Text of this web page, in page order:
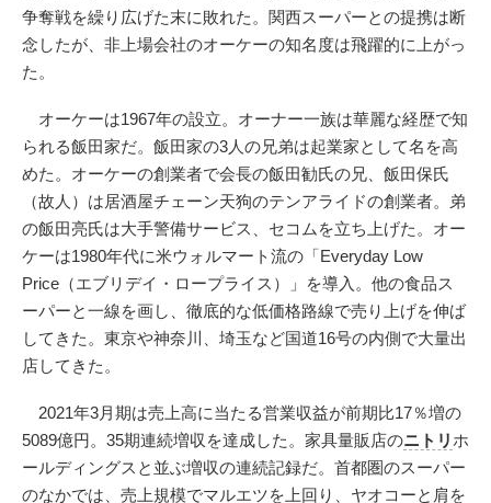
争奪戦を繰り広げた末に敗れた。関西スーパーとの提携は断
念したが、非上場会社のオーケーの知名度は飛躍的に上がっ
た。
オーケーは1967年の設立。オーナー一族は華麗な経歴で知
られる飯田家だ。飯田家の3人の兄弟は起業家として名を高
めた。オーケーの創業者で会長の飯田勧氏の兄、飯田保氏
（故人）は居酒屋チェーン天狗のテンアライドの創業者。弟
の飯田亮氏は大手警備サービス、セコムを立ち上げた。オー
ケーは1980年代に米ウォルマート流の「Everyday Low
Price（エブリデイ・ロープライス）」を導入。他の食品ス
ーパーと一線を画し、徹底的な低価格路線で売り上げを伸ば
してきた。東京や神奈川、埼玉など国道16号の内側で大量出
店してきた。
2021年3月期は売上高に当たる営業収益が前期比17％増の
5089億円。35期連続増収を達成した。家具量販店のニトリ ホ
ールディングスと並ぶ増収の連続記録だ。首都圏のスーパー
のなかでは、売上規模でマルエツを上回り、ヤオコーと肩を